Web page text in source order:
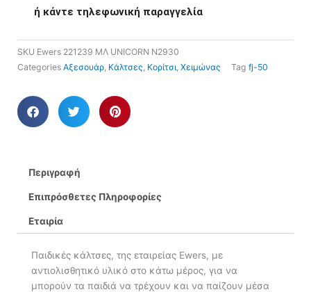
ή κάντε τηλεφωνική παραγγελία
SKU Ewers 221239 ΜΛ UNICORN N2930
Categories Αξεσουάρ Κάλτσες Κορίτσι Χειμώνας Tag fj-50
Περιγραφή
Επιπρόσθετες Πληροφορίες
Εταιρία
Παιδικές κάλτσες, της εταιρείας Ewers, με
αντιολισθητικό υλικό στο κάτω μέρος, για να
μπορούν τα παιδιά να τρέχουν και να παίζουν μέσα